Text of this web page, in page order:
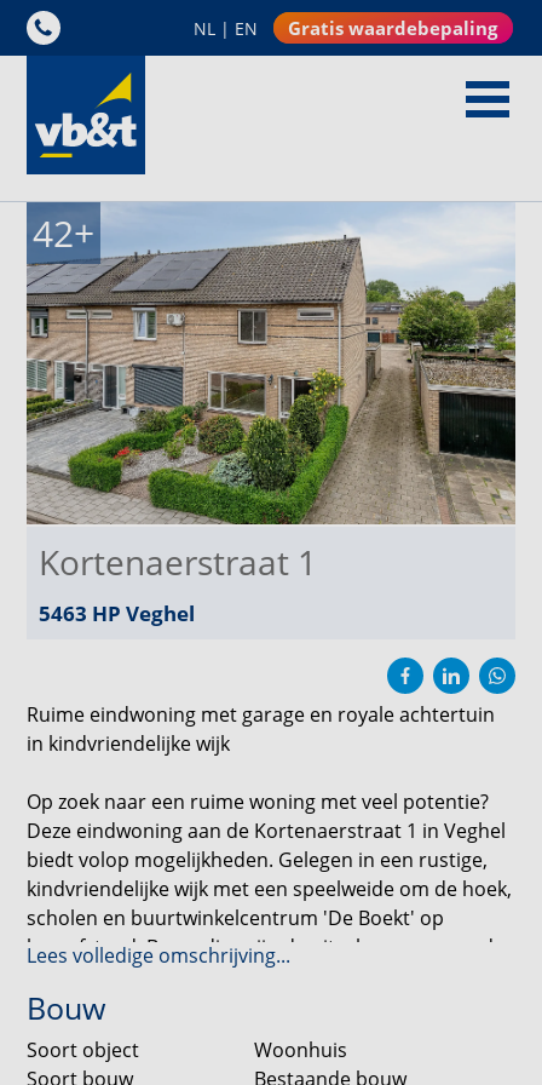
NL | EN Gratis waardebepaling
42+
Kortenaerstraat 1
5463 HP Veghel
Ruime eindwoning met garage en royale achtertuin
in kindvriendelijke wijk
Op zoek naar een ruime woning met veel potentie?
Deze eindwoning aan de Kortenaerstraat 1 in Veghel
biedt volop mogelijkheden. Gelegen in een rustige,
kindvriendelijke wijk met een speelweide om de hoek,
scholen en buurtwinkelcentrum 'De Boekt' op
loopafstand. Bovendien zijn de uitvalswegen naar de
A50 en N279 snel bereikbaar.
Lees volledige omschrijving...
Bouw
Soort object
Woonhuis
Soort bouw
Bestaande bouw